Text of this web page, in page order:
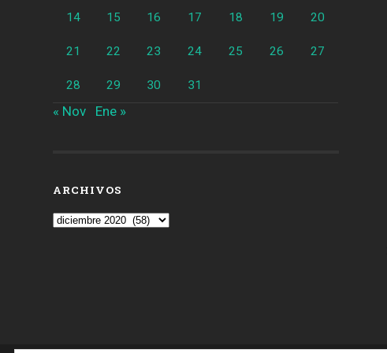
14 15 16 17 18 19 20
21 22 23 24 25 26 27
28 29 30 31
« Nov Ene »
ARCHIVOS
Archivos